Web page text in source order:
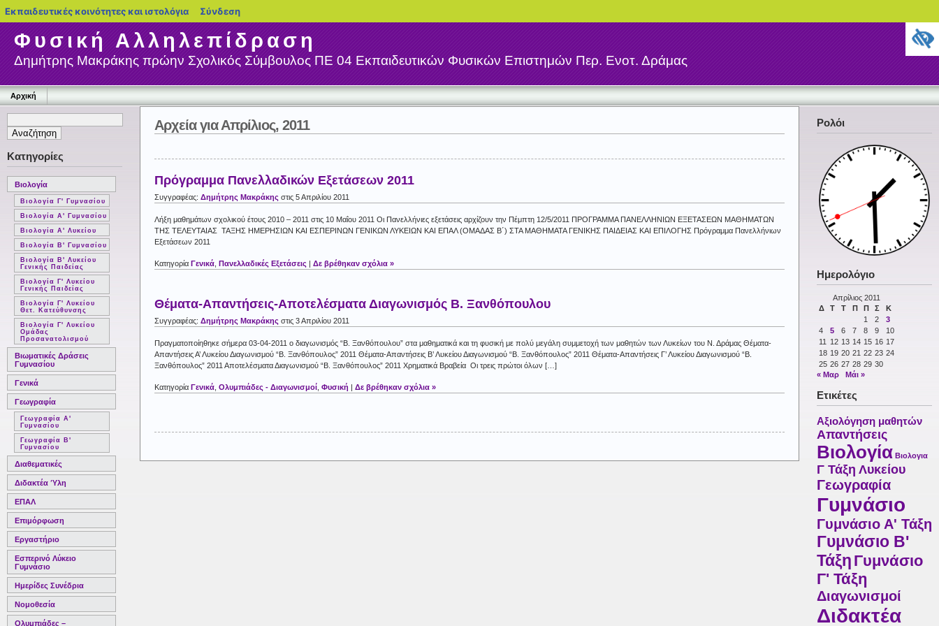
Φυσική Αλληλεπίδραση
Δημήτρης Μακράκης πρώην Σχολικός Σύμβουλος ΠΕ 04 Εκπαιδευτικών Φυσικών Επιστημών Περ. Ενοτ. Δράμας
Αρχική
Κατηγορίες
Βιολογία
Βιολογία Γ' Γυμνασίου
Βιολογία Α' Γυμνασίου
Βιολογία Α' Λυκείου
Βιολογία Β' Γυμνασίου
Βιολογία Β' Λυκείου
Γενικής Παιδείας
Βιολογία Γ' Λυκείου
Γενικής Παιδείας
Βιολογία Γ' Λυκείου
Θετ. Κατεύθυνσης
Βιολογία Γ' Λυκείου
Ομάδας
Προσανατολισμού
Βιωματικές Δράσεις
Γυμνασίου
Γενικά
Γεωγραφία
Γεωγραφία Α'
Γυμνασίου
Γεωγραφία Β'
Γυμνασίου
Διαθεματικές
Διδακτέα Ύλη
ΕΠΑΛ
Επιμόρφωση
Εργαστήριο
Εσπερινό Λύκειο
Γυμνάσιο
Ημερίδες Συνέδρια
Νομοθεσία
Ολυμπιάδες –
Ρολόι
Ημερολόγιο
Απρίλιος 2011
Δ
Τ Τ Π Π Σ
Κ
1
2
3
4
5 6 7 8 9
10
11 12 13 14 15 16 17
18 19 20 21 22 23 24
25 26 27 28 29 30
« Μαρ
Μάι »
Ετικέτες
Αξιολόγηση μαθητών
Απαντήσεις
Βιολογία Βιολογια
Γ Τάξη Λυκείου
Γεωγραφία
Γυμνάσιο
Γυμνάσιο Α' Τάξη
Γυμνάσιο Β'
Τάξη Γυμνάσιο
Γ' Τάξη
Διαγωνισμοί
Διδακτέα
Αρχεία για Απρίλιος, 2011
Πρόγραμμα Πανελλαδικών Εξετάσεων 2011
Συγγραφέας: Δημήτρης Μακράκης στις 5 Απριλίου 2011
Λήξη μαθημάτων σχολικού έτους 2010 – 2011 στις 10 Μαΐου 2011 Οι Πανελλήνιες εξετάσεις αρχίζουν την Πέμπτη 12/5/2011 ΠΡΟΓΡΑΜΜΑ ΠΑΝΕΛΛΗΝΙΩΝ ΕΞΕΤΑΣΕΩΝ ΜΑΘΗΜΑΤΩΝ
ΤΗΣ ΤΕΛΕΥΤΑΙΑΣ ΤΑΞΗΣ ΗΜΕΡΗΣΙΩΝ ΚΑΙ ΕΣΠΕΡΙΝΩΝ ΓΕΝΙΚΩΝ ΛΥΚΕΙΩΝ ΚΑΙ ΕΠΑΛ (ΟΜΑΔΑΣ Β΄) ΣΤΑ ΜΑΘΗΜΑΤΑ ΓΕΝΙΚΗΣ ΠΑΙΔΕΙΑΣ ΚΑΙ ΕΠΙΛΟΓΗΣ Πρόγραμμα Πανελλήνιων
Εξετάσεων 2011
Κατηγορία Γενικά Πανελλαδικές Εξετάσεις | Δε βρέθηκαν σχόλια »
Θέματα-Απαντήσεις-Αποτελέσματα Διαγωνισμός Β. Ξανθόπουλου
Συγγραφέας: Δημήτρης Μακράκης στις 3 Απριλίου 2011
Πραγματοποίηθηκε σήμερα 03-04-2011 ο διαγωνισμός “Β. Ξανθόπουλου” στα μαθηματικά και τη φυσική με πολύ μεγάλη συμμετοχή των μαθητών των Λυκείων του Ν. Δράμας Θέματα-
Απαντήσεις Α’ Λυκείου Διαγωνισμού “Β. Ξανθόπουλος” 2011 Θέματα-Απαντήσεις Β’ Λυκείου Διαγωνισμού “Β. Ξανθόπουλος” 2011 Θέματα-Απαντήσεις Γ’ Λυκείου Διαγωνισμού “Β.
Ξανθόπουλος” 2011 Αποτελέσματα Διαγωνισμού “Β. Ξανθόπουλος” 2011 Χρηματικά Βραβεία Οι τρεις πρώτοι όλων […]
Κατηγορία Γενικά Ολυμπιάδες - Διαγωνισμοί Φυσική | Δε βρέθηκαν σχόλια »
Εκπαιδευτικές κοινότητες και ιστολόγια blogs.sch.gr
Σύνδεση